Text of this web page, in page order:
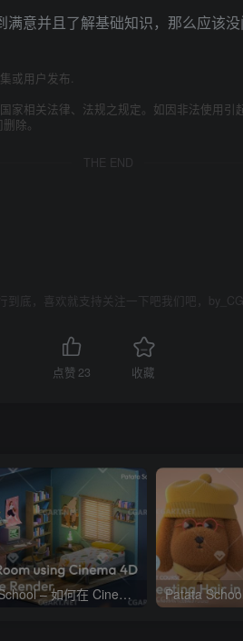
意并且了解基础知识，那么应该没
或用户发布.
家相关法律、法规之规定。如因非法使用引
除。
THE END
到底，喜欢就支持关注一下吧我们吧，
点赞23 收藏
Patata School – 如何在 Cinema 4D 和 Octane 中制迷你房间